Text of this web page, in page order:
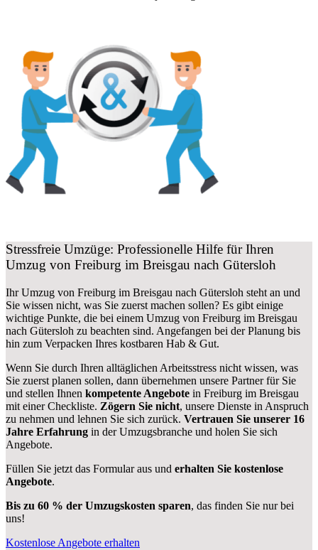
Stressfreie Umzüge: Professionelle Hilfe für Ihren
Umzug von Freiburg im Breisgau nach Gütersloh
Ihr Umzug von Freiburg im Breisgau nach Gütersloh steht an und
Sie wissen nicht, was Sie zuerst machen sollen? Es gibt einige
wichtige Punkte, die bei einem Umzug von Freiburg im Breisgau
nach Gütersloh zu beachten sind. Angefangen bei der Planung bis
hin zum Verpacken Ihres kostbaren Hab & Gut.
Wenn Sie durch Ihren alltäglichen Arbeitsstress nicht wissen, was
Sie zuerst planen sollen, dann übernehmen unsere Partner für Sie
und stellen Ihnen kompetente Angebote in Freiburg im Breisgau
mit einer Checkliste. Zögern Sie nicht, unsere Dienste in Anspruch
zu nehmen und lehnen Sie sich zurück. Vertrauen Sie unserer 16
Jahre Erfahrung in der Umzugsbranche und holen Sie sich
Angebote.
Füllen Sie jetzt das Formular aus und erhalten Sie kostenlose
Angebote.
Bis zu 60 % der Umzugskosten sparen, das finden Sie nur bei
uns!
Kostenlose Angebote erhalten